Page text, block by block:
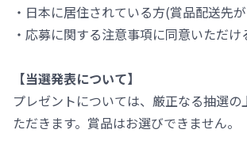
・日本に居住されている方(賞品配送先
・応募に関する注意事項に同意いただけ
【当選発表について】
プレゼントについては、厳正なる抽選の
ただきます。賞品はお選びできません。